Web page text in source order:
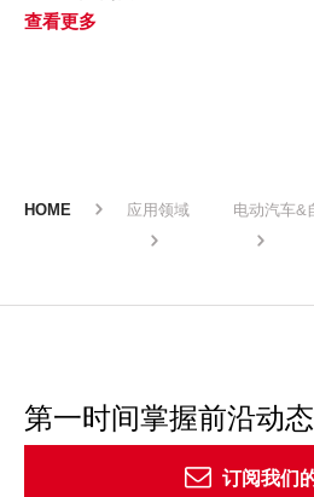
查看更多
HOME 应用领域 电动汽车&
第一时间掌握前沿动态
订阅我们